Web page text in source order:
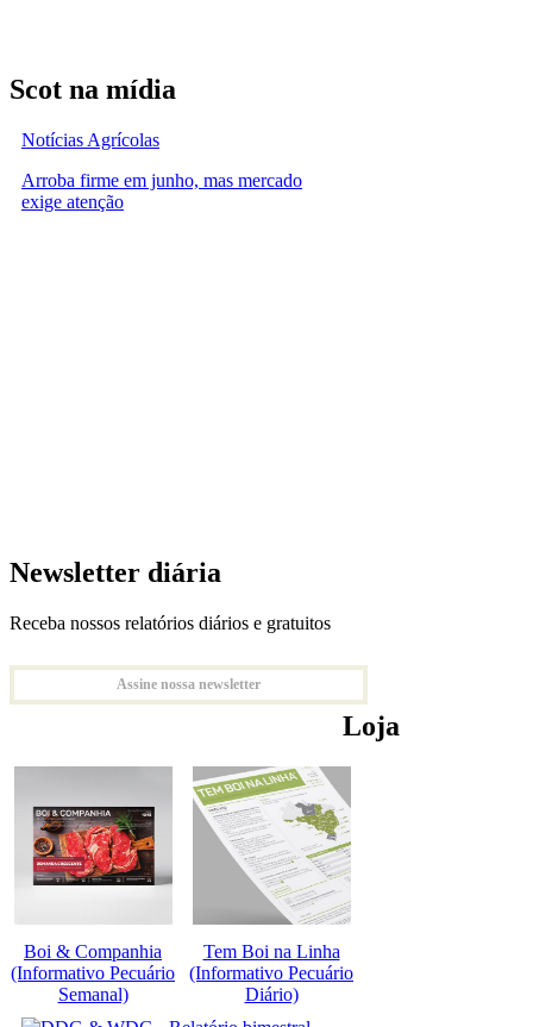
Scot na mídia
Notícias Agrícolas
Arroba firme em junho, mas mercado
exige atenção
Newsletter diária
Receba nossos relatórios diários e gratuitos
Assine nossa newsletter
Loja
Boi & Companhia
(Informativo Pecuário
Semanal)
Tem Boi na Linha
(Informativo Pecuário
Diário)